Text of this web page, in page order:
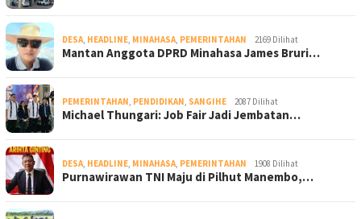
DESA, HEADLINE, MINAHASA, PEMERINTAHAN 2169 Dilihat
Mantan Anggota DPRD Minahasa James Bruri…
PEMERINTAHAN, PENDIDIKAN, SANGIHE 2087 Dilihat
Michael Thungari: Job Fair Jadi Jembatan…
DESA, HEADLINE, MINAHASA, PEMERINTAHAN 1908 Dilihat
Purnawirawan TNI Maju di Pilhut Manembo,…